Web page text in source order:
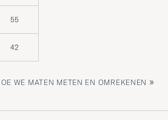
55
42
WE MATEN METEN EN OMREKENEN »